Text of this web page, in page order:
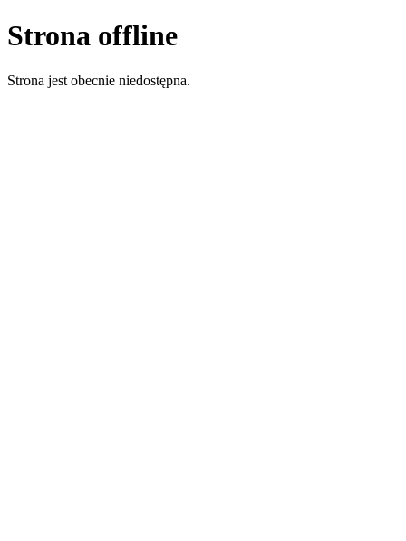
Strona offline
Strona jest obecnie niedostępna.